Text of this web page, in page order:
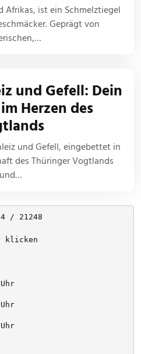
Afrikas, ist ein Schmelztiegel
Geprägt von
und Gefell: Dein
Herzen des
und Gefell, eingebettet in
des Thüringer Vogtlands
und…
/ 21248
klicken